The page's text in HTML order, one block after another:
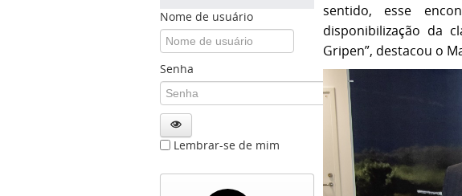
Nome de usuário
Senha
Lembrar-se de mim
sentido, esse
disponibilização da
Gripen”, destacou o